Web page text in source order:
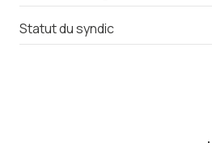
Statut du syndic